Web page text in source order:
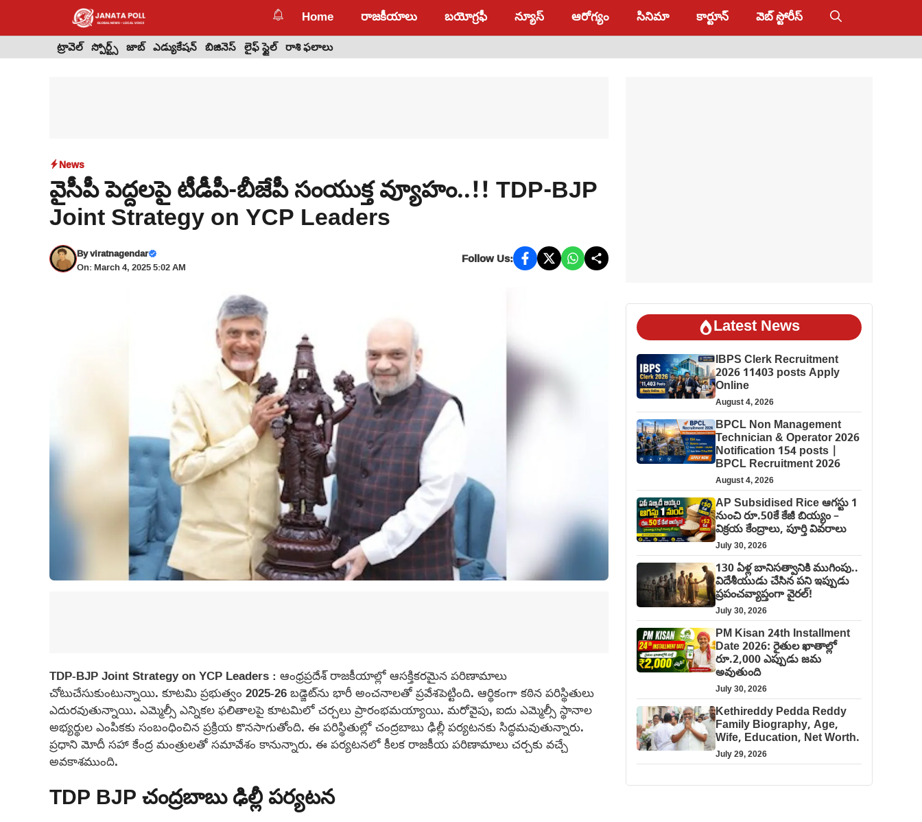
content
Home రాజకీయాలు బయోగ్రఫీ న్యూస్ ఆరోగ్యం సినిమా కార్టూన్ వెబ్ స్టోరీస్
ట్రావెల్ స్పోర్ట్స్ జాబ్ ఎడ్యుకేషన్ బిజినెస్ లైఫ్ స్టైల్ రాశి ఫలాలు
News
వైసీపీ పెద్దలపై టీడీపీ-బీజేపీ సంయుక్త వ్యూహం..!! TDP-BJP
Joint Strategy on YCP Leaders
Byviratnagendar
On: March 4, 2025 5:02 AM
Follow Us:
TDP-BJP Joint Strategy on YCP Leaders : ఆంధ్రప్రదేశ్ రాజకీయాల్లో ఆసక్తికరమైన పరిణామాలు
చోటుచేసుకుంటున్నాయి. కూటమి ప్రభుత్వం 2025-26 బడ్జెట్‌ను భారీ అంచనాలతో ప్రవేశపెట్టింది. ఆర్థికంగా కఠిన పరిస్థితులు
ఎదురవుతున్నాయి. ఎమ్మెల్సీ ఎన్నికల ఫలితాలపై కూటమిలో చర్చలు ప్రారంభమయ్యాయి. మరోవైపు, ఐదు ఎమ్మెల్సీ స్థానాల
అభ్యర్థుల ఎంపికకు సంబంధించిన ప్రక్రియ కొనసాగుతోంది. ఈ పరిస్థితుల్లో చంద్రబాబు ఢిల్లీ పర్యటనకు సిద్ధమవుతున్నారు.
ప్రధాని మోదీ సహా కేంద్ర మంత్రులతో సమావేశం కానున్నారు. ఈ పర్యటనలో కీలక రాజకీయ పరిణామాలు చర్చకు వచ్చే
అవకాశముంది.
TDP BJP చంద్రబాబు ఢిల్లీ పర్యటన
Latest News
IBPS Clerk Recruitment
2026 11403 posts Apply
Online
August 4, 2026
BPCL Non Management
Technician & Operator 2026
Notification 154 posts |
BPCL Recruitment 2026
August 4, 2026
AP Subsidised Rice ఆగస్టు 1
నుంచి రూ.50కే కేజీ బియ్యం –
విక్రయ కేంద్రాలు, పూర్తి వివరాలు
July 30, 2026
130 ఏళ్ల బానిసత్వానికి ముగింపు..
విదేశీయుడు చేసిన పని ఇప్పుడు
ప్రపంచవ్యాప్తంగా వైరల్!
July 30, 2026
PM Kisan 24th Installment
Date 2026: రైతుల ఖాతాల్లో
రూ.2,000 ఎప్పుడు జమ
అవుతుంది
July 30, 2026
Kethireddy Pedda Reddy
Family Biography, Age,
Wife, Education, Net Worth.
July 29, 2026